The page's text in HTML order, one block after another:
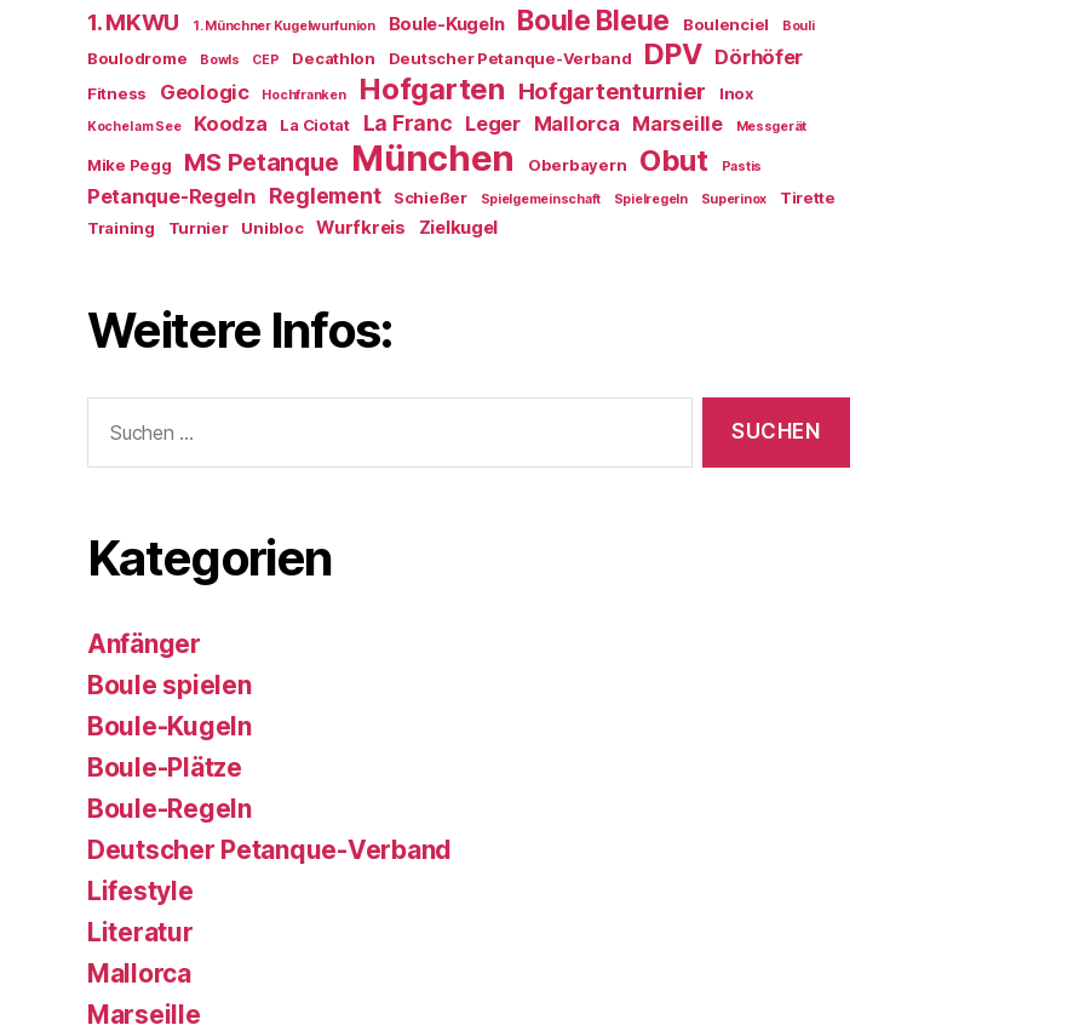
1. MKWU 1. Münchner Kugelwurfunion Boule-Kugeln Boule Bleue Boulenciel Bouli
Boulodrome Bowls CEP Decathlon Deutscher Petanque-Verband DPV Dörhöfer
Fitness Geologic Hochfranken Hofgarten Hofgartenturnier Inox
Kochel am See Koodza La Ciotat La Franc Leger Mallorca Marseille Messgerät
Mike Pegg MS Petanque München Oberbayern Obut Pastis
Petanque-Regeln Reglement Schießer Spielgemeinschaft Spielregeln Superinox
Tirette
Training
Turnier Unibloc Wurfkreis Zielkugel
Weitere Infos:
nach:
Kategorien
Anfänger
Boule spielen
Boule-Kugeln
Boule-Plätze
Boule-Regeln
Deutscher Petanque-Verband
Lifestyle
Literatur
Mallorca
Marseille